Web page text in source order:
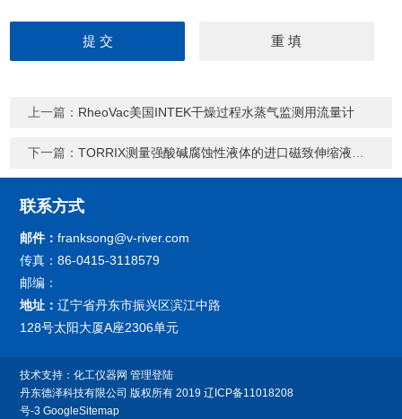
上一篇： RheoVac美国INTEK干燥过程水蒸气监测用流量计
下一篇：TORRIX测量强酸碱腐蚀性液体的进口磁致伸缩液位计
联系方式
邮件：franksong@v-river.com
传真：86-0415-3118579
邮编：
地址：辽宁省丹东市振兴区滨江中路
128号太阳大厦A座2306单元
技术支持：化工仪器网 管理登陆
丹东德泽科技有限公司 版权所有 2019辽ICP备11018208
号-3 GoogleSitemap